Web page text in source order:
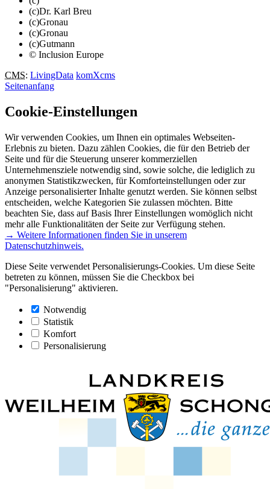
(c)Dr. Karl Breu
(c)Gronau
(c)Gronau
(c)Gutmann
© Inclusion Europe
CMS: LivingData komXcms
Seitenanfang
Cookie-Einstellungen
Wir verwenden Cookies, um Ihnen ein optimales Webseiten-
Erlebnis zu bieten. Dazu zählen Cookies, die für den Betrieb der
Seite und für die Steuerung unserer kommerziellen
Unternehmensziele notwendig sind, sowie solche, die lediglich zu
anonymen Statistikzwecken, für Komforteinstellungen oder zur
Anzeige personalisierter Inhalte genutzt werden. Sie können selbst
entscheiden, welche Kategorien Sie zulassen möchten. Bitte
beachten Sie, dass auf Basis Ihrer Einstellungen womöglich nicht
mehr alle Funktionalitäten der Seite zur Verfügung stehen.
→ Weitere Informationen finden Sie in unserem
Datenschutzhinweis.
Diese Seite verwendet Personalisierungs-Cookies. Um diese Seite
betreten zu können, müssen Sie die Checkbox bei
"Personalisierung" aktivieren.
Notwendig
Statistik
Komfort
Personalisierung